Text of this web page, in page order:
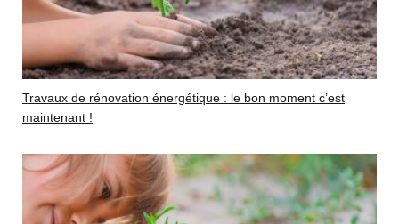
Travaux de rénovation énergétique : le bon moment c’est
maintenant !